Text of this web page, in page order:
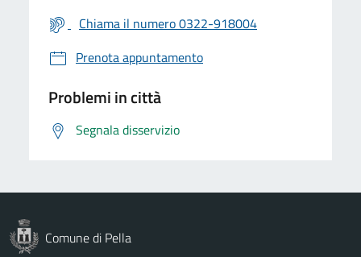
Chiama il numero 0322-918004
Prenota appuntamento
Problemi in città
Segnala disservizio
Comune di Pella